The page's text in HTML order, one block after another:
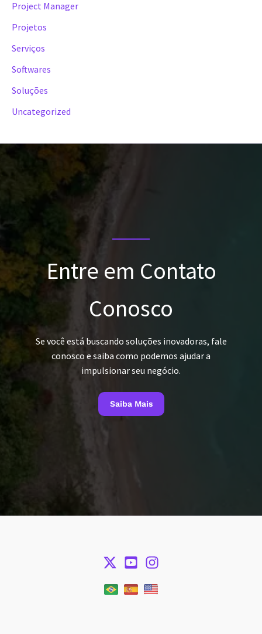
Project Manager
Projetos
Serviços
Softwares
Soluções
Uncategorized
Entre em Contato
Conosco
Se você está buscando soluções inovadoras, fale
conosco e saiba como podemos ajudar a
impulsionar seu negócio.
Saiba Mais